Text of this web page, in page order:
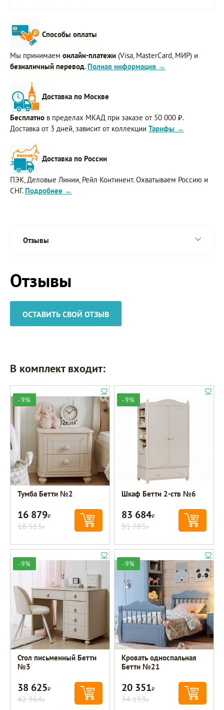
Способы оплаты
Мы принимаем онлайн-платежи (Visa, MasterCard, МИР) и
безналичный перевод. Полная информация →
Доставка по Москве
Бесплатно в пределах МКАД при заказе от 50 000 ₽.
Доставка от 3 дней, зависит от коллекции Тарифы →
Доставка по России
ПЭК, Деловые Линии, Рейл Континент. Охватываем Россию и
СНГ. Подробнее →
Отзывы
Отзывы
ОСТАВИТЬ СВОЙ ОТЗЫВ
В комплект входит:
-9%
Тумба Бетти №2
16 879Р
18 513Р
-9%
Шкаф Бетти 2-ств №6
83 684Р
91 783Р
-9%
Стол письменный Бетти
№3
38 625Р
42 364Р
-9%
Кровать односпальная
Бетти №21
20 351Р
34 153Р